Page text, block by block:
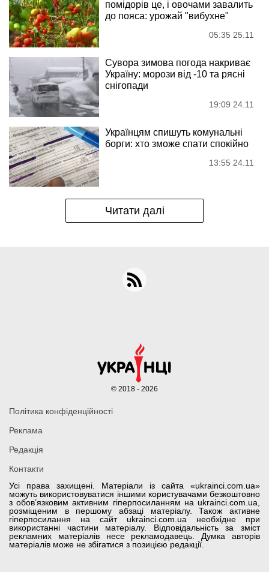
помідорів це, і овочами завалить
до пояса: урожай "вибухне"
05:35 25.11
Сувора зимова погода накриває
Україну: морози від -10 та рясні
снігопади
19:09 24.11
Українцям спишуть комунальні
борги: хто зможе спати спокійно
13:55 24.11
Читати далі
Усі права захищені. Матеріали із сайта «ukrainci.com.ua»
можуть використовуватися іншими користувачами безкоштовно
з обов’язковим активним гіперпосиланням на ukrainci.com.ua,
розміщеним в першому абзаці матеріалу. Також активне
гіперпосилання на сайт ukrainci.com.ua необхідне при
використанні частини матеріалу. Відповідальність за зміст
рекламних матеріалів несе рекламодавець. Думка авторів
матеріалів може не збігатися з позицією редакції.
Політика конфіденційності
Реклама
Редакція
Контакти
© 2018 - 2026